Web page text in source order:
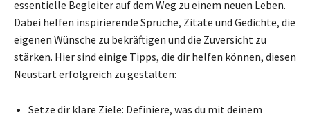
essentielle Begleiter auf dem Weg zu einem neuen Leben.
Dabei helfen inspirierende Sprüche, Zitate und Gedichte, die
eigenen Wünsche zu bekräftigen und die Zuversicht zu
stärken. Hier sind einige Tipps, die dir helfen können, diesen
Neustart erfolgreich zu gestalten:
Setze dir klare Ziele: Definiere, was du mit deinem